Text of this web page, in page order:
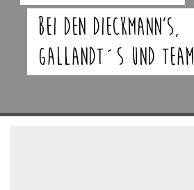
bei den Dieckmann's,
Gallandt´s und Team